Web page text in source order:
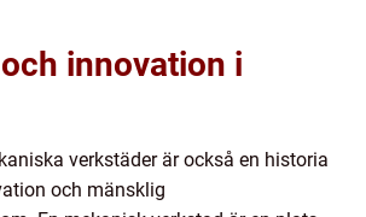
innovation i
verkstäder är också en historia
och mänsklig